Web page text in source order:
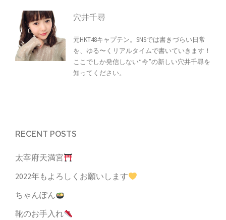
穴井千尋
元HKT48キャプテン。SNSでは書きづらい日常
を、ゆる〜くリアルタイムで書いていきます！
ここでしか発信しない“今”の新しい穴井千尋を
知ってください。
RECENT POSTS
太宰府天満宮
2022年もよろしくお願いします
ちゃんぽん
靴のお手入れ